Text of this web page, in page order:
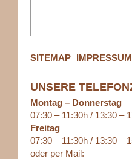
SITEMAP IMPRESSUM
UNSERE
Montag – Donnerstag
07:30 – 11:30h / 13:30 –
Freitag
07:30 – 11:30h / 13:30 –
oder per Mail: